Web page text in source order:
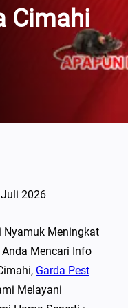
Cimahi
2026
Nyamuk Meningkat
Mencari Info
Garda Pest
Melayani